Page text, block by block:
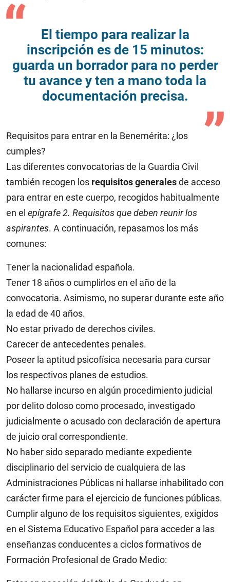
El tiempo para realizar la
inscripción es de 15 minutos:
guarda un borrador para no perder
tu avance y ten a mano toda la
documentación precisa.
Requisitos para entrar en la Benemérita: ¿los
cumples?
Las diferentes convocatorias de la Guardia Civil
también recogen los requisitos generalesde acceso
para entrar en este cuerpo, recogidos habitualmente
en el epígrafe 2. Requisitos que deben reunir los
aspirantes. A continuación, repasamos los más
comunes:
Tener la nacionalidad española.
Tener 18 años o cumplirlos en el año de la
convocatoria. Asimismo, no superar durante este año
la edad de 40 años.
No estar privado de derechos civiles.
Carecer de antecedentes penales.
Poseer la aptitud psicofísica necesaria para cursar
los respectivos planes de estudios.
No hallarse incurso en algún procedimiento judicial
por delito doloso como procesado, investigado
judicialmente o acusado con declaración de apertura
de juicio oral correspondiente.
No haber sido separado mediante expediente
disciplinario del servicio de cualquiera de las
Administraciones Públicas ni hallarse inhabilitado con
carácter firme para el ejercicio de funciones públicas.
Cumplir alguno de los requisitos siguientes, exigidos
en el Sistema Educativo Español para acceder a las
enseñanzas conducentes a ciclos formativos de
Formación Profesional de Grado Medio: